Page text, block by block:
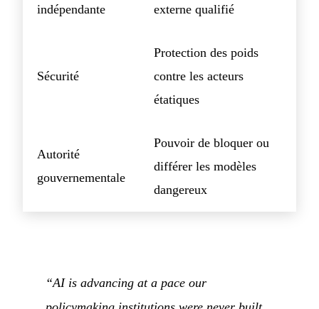
indépendante
externe qualifié
Sécurité
Protection des poids
contre les acteurs
étatiques
Autorité
gouvernementale
Pouvoir de bloquer ou
différer les modèles
dangereux
“AI is advancing at a pace our